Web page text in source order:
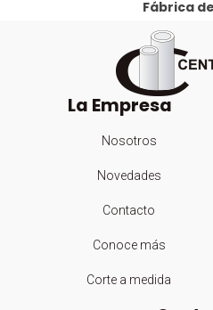
Fábrica
La Empresa
Nosotros
Novedades
Contacto
Conoce más
Corte a medida